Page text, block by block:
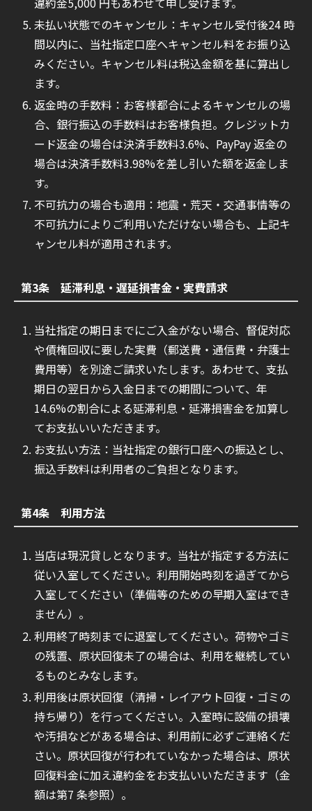
未払い状態でのキャンセル：キャンセル受付後24 時
間以内に、当社指定口座へキャンセル料をお振り込
みください。キャンセル料は税込金額を基に算出し
ます。
返金時の手数料：お客様都合によるキャンセルの場
合、銀行振込の手数料はお客様負担。クレジットカ
ード返金の場合は決済手数料3.6%、PayPay 返金の
場合は決済手数料3.98%を差し引いた額を返金しま
す。
不可抗力の場合も適用：地震・荒天・交通事情等の
不可抗力によりご利用いただけない場合も、上記キ
ャンセル料が適用されます。
第3条 延滞利息・遅延損害金・実費請求
当社指定の期日までにご入金がない場合、督促対応
や債権回収に要した実費（郵送費・通信費・弁護士
費用等）を別途ご請求いたします。あわせて、支払
期日の翌日から入金日までの期間について、年
14.6%の割合による延滞利息・延滞損害金を加算し
てお支払いいただきます。
お支払い方法：当社指定の銀行口座への振込とし、
振込手数料は利用者のご負担となります。
第4条 利用方法
当店は現況貸しとなります。当社が指定する方法に
従い入室してください。利用開始時刻を過ぎてから
入室してください（準備等のための早期入室はでき
ません）。
利用終了時刻までに退室してください。荷物やゴミ
の残置、原状回復未了の場合は、利用を継続してい
るものとみなします。
利用後は原状回復（清掃・レイアウト回復・ゴミの
持ち帰り）を行ってください。入室時に設備の損壊
や汚損などがある場合は、利用前に必ずご連絡くだ
さい。原状回復が行われていなかった場合は、原状
回復料金に加え違約金をお支払いいただきます（金
額は第7 条参照）。